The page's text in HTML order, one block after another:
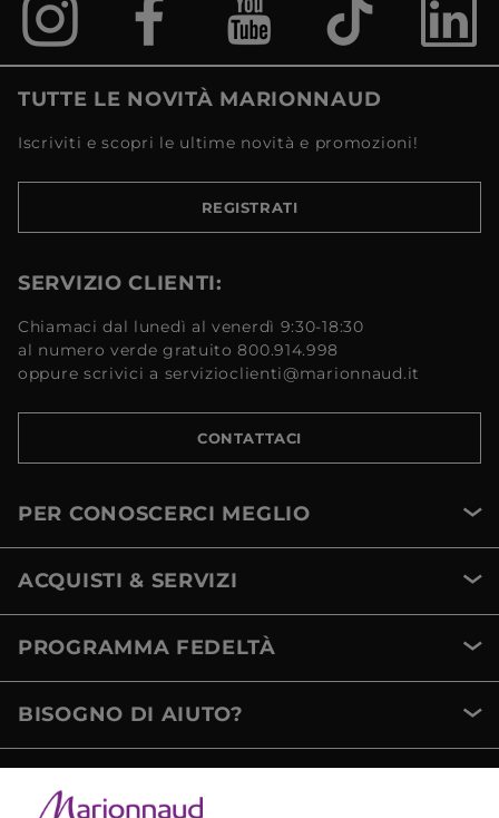
TUTTE LE NOVITÀ MARIONNAUD
Iscriviti e scopri le ultime novità e promozioni!
REGISTRATI
SERVIZIO CLIENTI:
Chiamaci dal lunedì al venerdì 9:30-18:30
al numero verde gratuito 800.914.998
oppure scrivici a servizioclienti@marionnaud.it
CONTATTACI
PER CONOSCERCI MEGLIO
ACQUISTI & SERVIZI
PROGRAMMA FEDELTÀ
BISOGNO DI AIUTO?